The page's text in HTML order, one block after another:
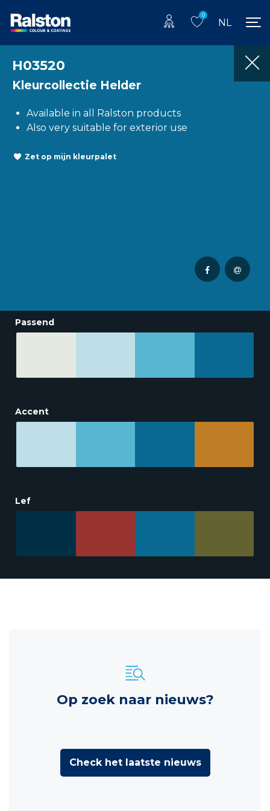
0
NL
H03520
Kleurcollectie Helder
Available in all Ralston products
Also very suitable for exterior use
Zet op mijn kleurpalet
Passend
Accent
Lef
Op zoek naar nieuws?
Check het laatste nieuws